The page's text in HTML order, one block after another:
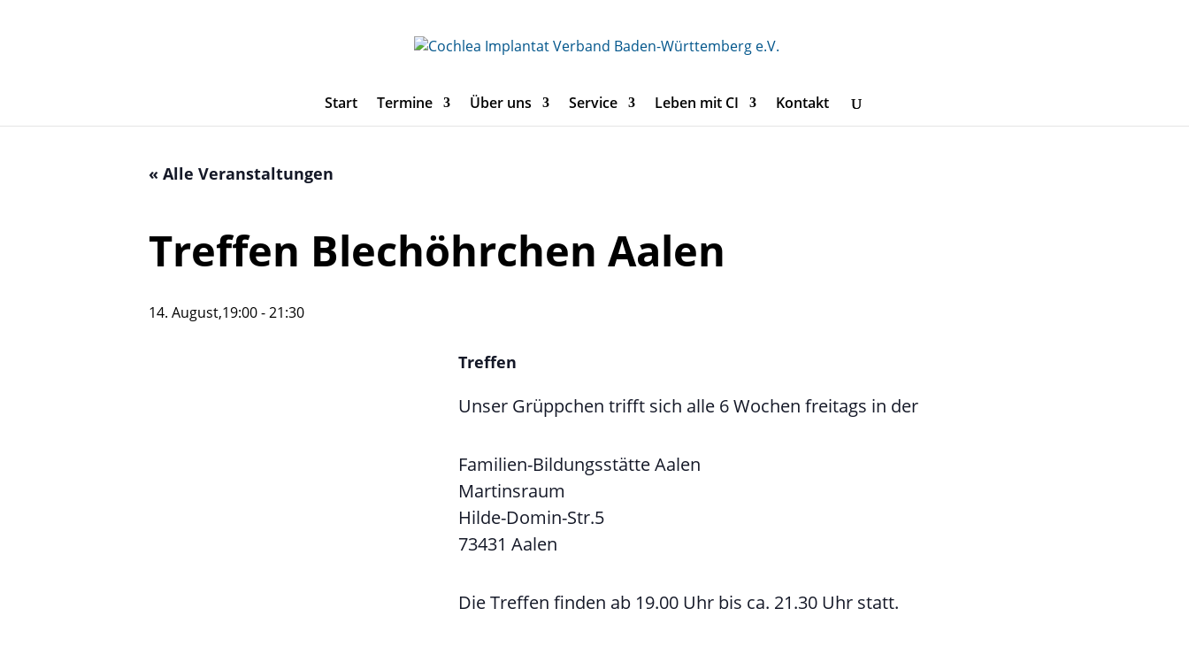
Start Termine Über uns Service Leben mit CI Kontakt
« Alle Veranstaltungen
Treffen Blechöhrchen Aalen
14. August,19:00-21:30
Treffen
Unser Grüppchen trifft sich alle 6 Wochen freitags in der
Familien-Bildungsstätte Aalen
Martinsraum
Hilde-Domin-Str.5
73431 Aalen
Die Treffen finden ab 19.00 Uhr bis ca. 21.30 Uhr statt.